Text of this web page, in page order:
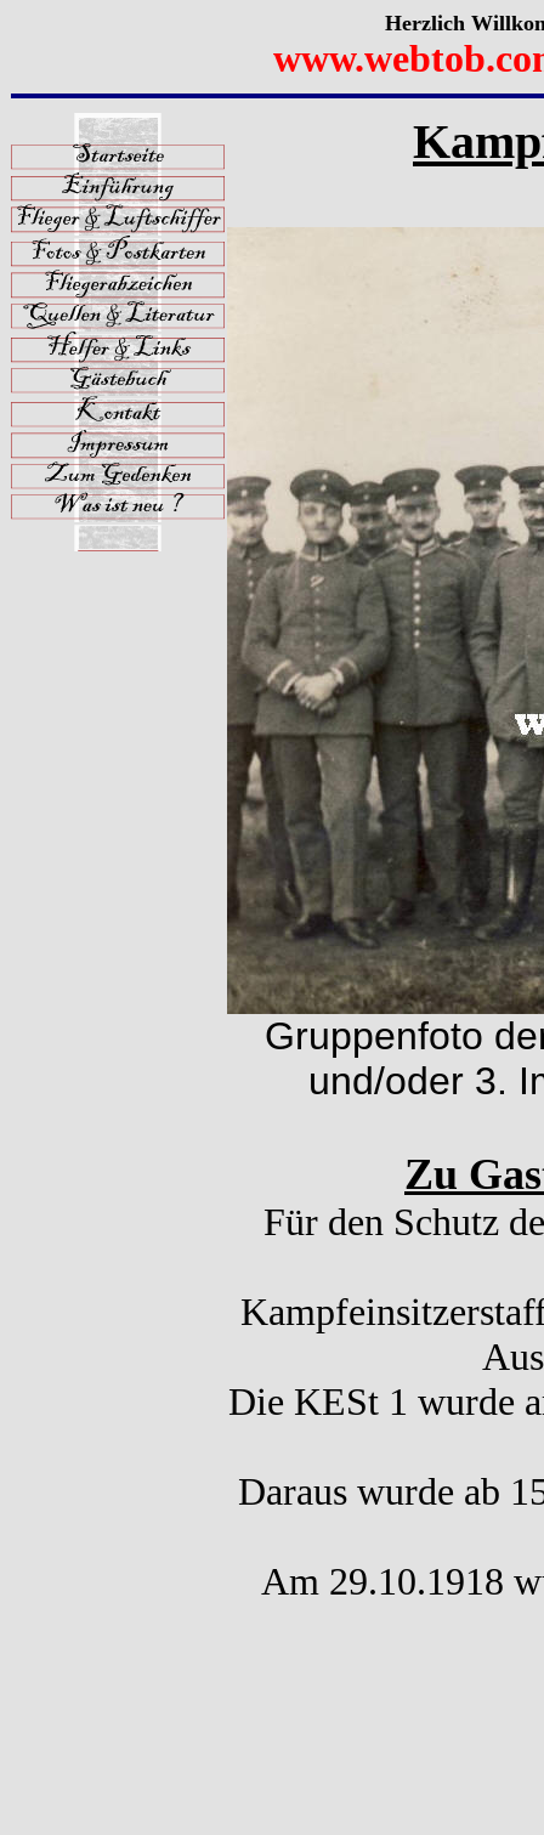
Herzlich
Gruppenfoto
und/oder 3.
Zu
Für den Schutz
Die KESt 1 wurde
Daraus wurde ab
Am 29.10.1918